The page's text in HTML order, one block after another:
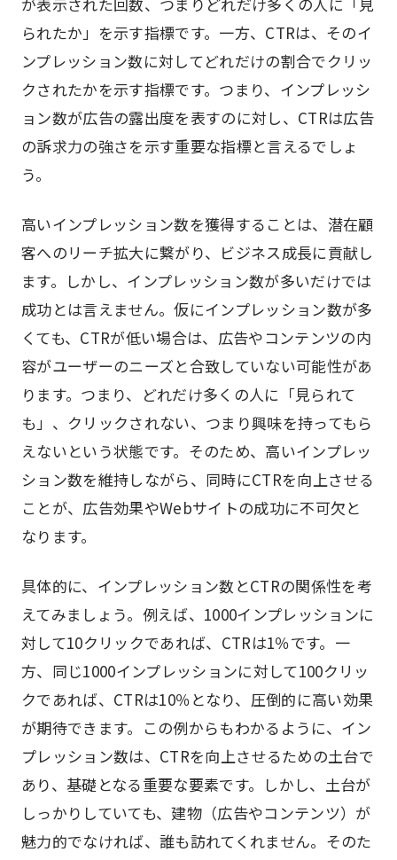
られたか」を示す指標です。一方、CTRは、そのイ
ンプレッション数に対してどれだけの割合でクリッ
クされたかを示す指標です。つまり、インプレッシ
ョン数が広告の露出度を表すのに対し、CTRは広告
の訴求力の強さを示す重要な指標と言えるでしょ
う。
高いインプレッション数を獲得することは、潜在顧
客へのリーチ拡大に繋がり、ビジネス成長に貢献し
ます。しかし、インプレッション数が多いだけでは
成功とは言えません。仮にインプレッション数が多
くても、CTRが低い場合は、広告やコンテンツの内
容がユーザーのニーズと合致していない可能性があ
ります。つまり、どれだけ多くの人に「見られて
も」、クリックされない、つまり興味を持ってもら
えないという状態です。そのため、高いインプレッ
ション数を維持しながら、同時にCTRを向上させる
ことが、広告効果やWebサイトの成功に不可欠と
なります。
具体的に、インプレッション数とCTRの関係性を考
えてみましょう。例えば、1000インプレッションに
対して10クリックであれば、CTRは1％です。一
方、同じ1000インプレッションに対して100クリッ
クであれば、CTRは10％となり、圧倒的に高い効果
が期待できます。この例からもわかるように、イン
プレッション数は、CTRを向上させるための土台で
あり、基礎となる重要な要素です。しかし、土台が
しっかりしていても、建物（広告やコンテンツ）が
魅力的でなければ、誰も訪れてくれません。そのた